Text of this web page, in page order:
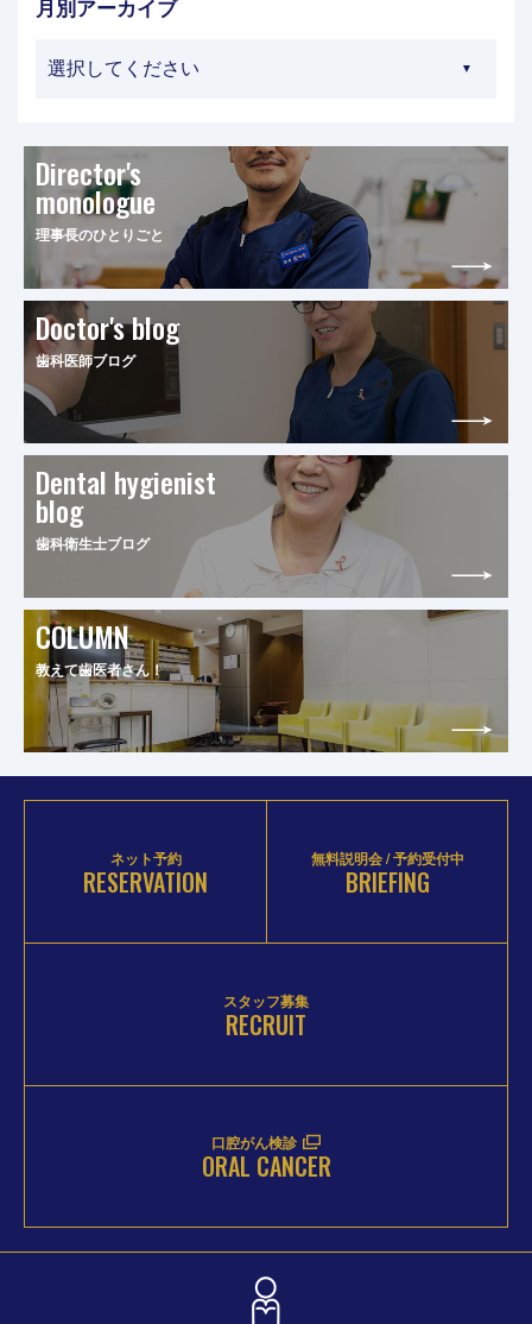
月別アーカイブ
Director's
monologue
理事長のひとりごと
Doctor's blog
歯科医師ブログ
Dental hygienist
blog
歯科衛生士ブログ
COLUMN
教えて歯医者さん！
ネット予約
RESERVATION
無料説明会 / 予約受付中
BRIEFING
スタッフ募集
RECRUIT
口腔がん検診
ORAL CANCER